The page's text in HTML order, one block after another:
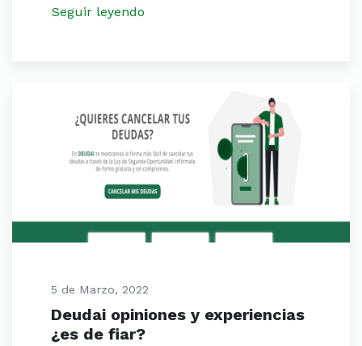
Seguir leyendo
5 de Marzo, 2022
Deudai opiniones y experiencias
¿es de fiar?